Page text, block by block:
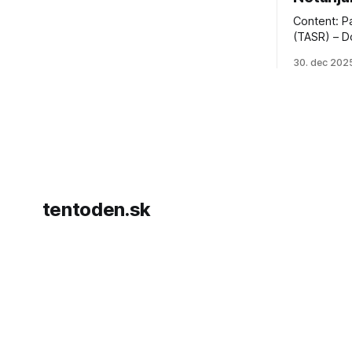
Content:
(TASR) –
vyhlásil,
30. dec
tentoden.sk